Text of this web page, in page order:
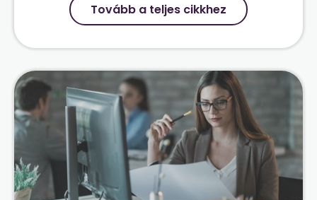
Tovább a teljes cikkhez